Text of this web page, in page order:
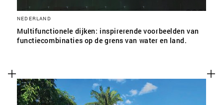
NEDERLAND
Multifunctionele dijken: inspirerende voorbeelden van
functiecombinaties op de grens van water en land.